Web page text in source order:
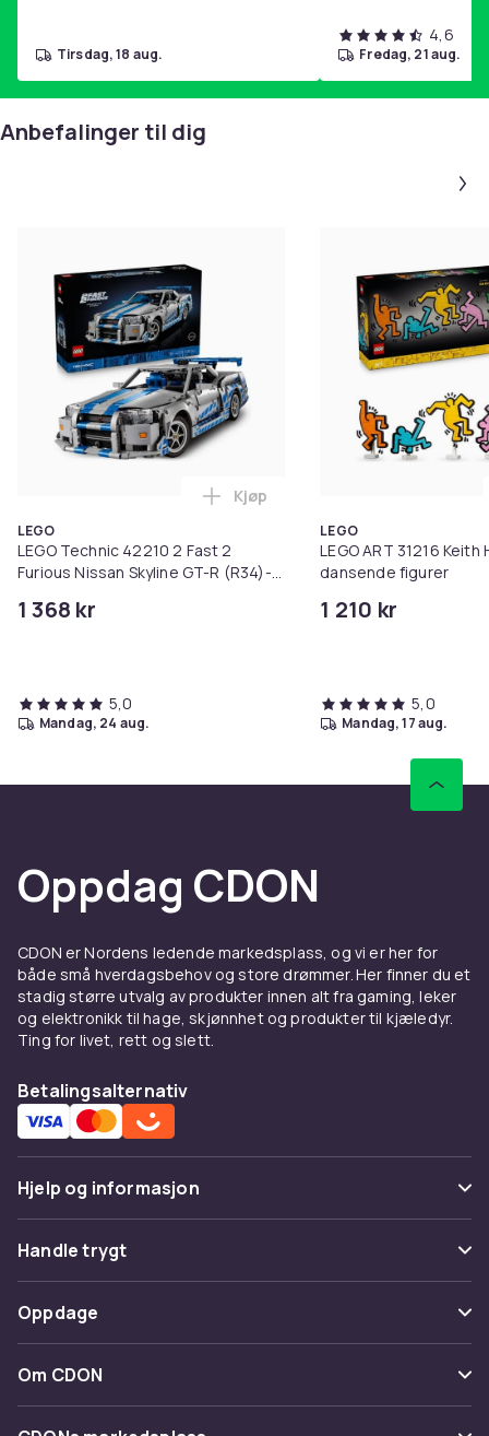
tirsdag, 18 aug.
4,6
fredag, 21 aug.
Anbefalinger til dig
LEGO
LEGO Technic 42210 2 Fast 2
Furious Nissan Skyline GT-R (R34)-
1 368 kr
Legg LEGO Technic 42210 2
Kjøp
5,0
mandag, 24 aug.
LEGO
LEGO ART 31216 Keith
dansende figurer
1 210 kr
5,0
mandag, 17 aug.
Oppdag CDON
CDON er Nordens ledende markedsplass, og vi er her for
både små hverdagsbehov og store drømmer. Her finner du et
stadig større utvalg av produkter innen alt fra gaming, leker
og elektronikk til hage, skjønnhet og produkter til kjæledyr.
Ting for livet, rett og slett.
Betalingsalternativ
Hjelp og informasjon
Vanlige spørsmål
Spor pakke
Angre & returner her
Kontakt oss
Handle trygt
Betaling
Levering
Oppdage
Kategorier
Varemerker
Om CDON
Om oss